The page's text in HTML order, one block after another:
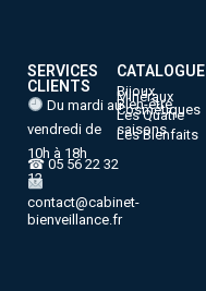
SERVICES
CLIENTS
Du mardi au
vendredi de
10h à 18h
☎ 05 56 22 32
12
contact@cabinet-
bienveillance.fr
CATALOGUE
Bijoux
Minéraux
Bien-être
Cosmétiques
Les Quatre
saisons
Les Bienfaits